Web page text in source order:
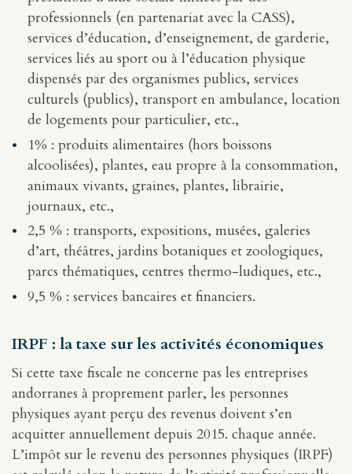
professionnels (en partenariat avec la CASS),
services d’éducation, d’enseignement, de garderie,
services liés au sport ou à l’éducation physique
dispensés par des organismes publics, services
culturels (publics), transport en ambulance, location
de logements pour particulier, etc.,
1% : produits alimentaires (hors boissons
alcoolisées), plantes, eau propre à la consommation,
animaux vivants, graines, plantes, librairie,
journaux, etc.,
2,5 % : transports, expositions, musées, galeries
d’art, théâtres, jardins botaniques et zoologiques,
parcs thématiques, centres thermo-ludiques, etc.,
9,5 % : services bancaires et financiers.
IRPF : la taxe sur les activités économiques
Si cette taxe fiscale ne concerne pas les entreprises
andorranes à proprement parler, les personnes
physiques ayant perçu des revenus doivent s’en
acquitter annuellement depuis 2015. chaque année.
L’impôt sur le revenu des personnes physiques (IRPF)